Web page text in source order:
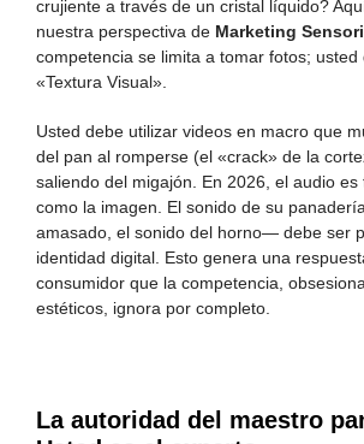
crujiente a través de un cristal líquido?
nuestra perspectiva de Marketing
competencia se limita a tomar fotos; usted
«Textura Visual».
Usted debe utilizar videos en macro que
del pan al romperse (el «crack» de la
saliendo del migajón. En 2026, el audio
como la imagen. El sonido de su
amasado, el sonido del horno— debe ser
identidad digital. Esto genera una
consumidor que la competencia,
estéticos, ignora por completo.
La autoridad del maestro